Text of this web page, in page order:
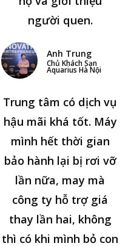
người quen.
Anh Trung
Chủ Khách Sạn
Aquarius Hà Nội
Trung tâm có dịch vụ
hậu mãi khá tốt. Máy
mình hết thời gian
bảo hành lại bị rơi vỡ
lần nữa, may mà
công ty hỗ trợ giá
thay lần hai, không
thì có khi mình bỏ con